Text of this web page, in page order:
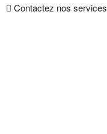
Contactez nos services